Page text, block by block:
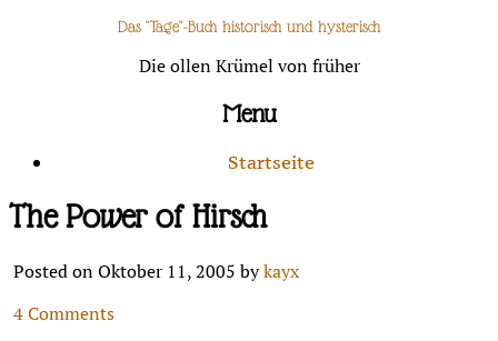
Das "Tage"-Buch historisch und hysterisch
Die ollen Krümel von früher
Menu
Startseite
The Power of Hirsch
Posted on Oktober 11, 2005 bykayx
4 Comments